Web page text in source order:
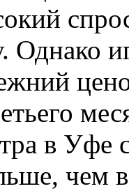
Однако
в Уфе
чем